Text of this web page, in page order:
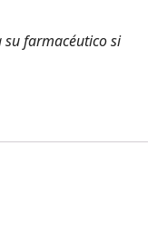
su farmacéutico si